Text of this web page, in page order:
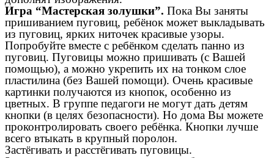
Игра “Мастерская золушки”. Пока Вы заняты
пришиванием пуговиц, ребёнок может выкладывать
из пуговиц, ярких ниточек красивые узоры.
Попробуйте вместе с ребёнком сделать панно из
пуговиц. Пуговицы можно пришивать (с Вашей
помощью), а можно укрепить их на тонком слое
пластилина (без Вашей помощи). Очень красивые
картинки получаются из кнопок, особенно из
цветных. В группе педагоги не могут дать детям
кнопки (в целях безопасности). Но дома Вы можете
проконтролировать своего ребёнка. Кнопки лучше
всего втыкать в крупный поролон.
Застёгивать и расстёгивать пуговицы.